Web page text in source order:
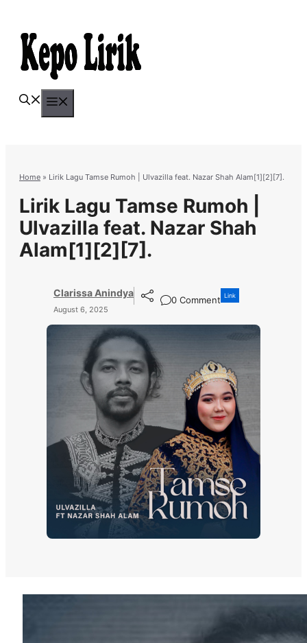
content
Home » Lirik Lagu Tamse Rumoh | Ulvazilla feat. Nazar Shah Alam[1][2][7].
Lirik Lagu Tamse Rumoh |
Ulvazilla feat. Nazar Shah
Alam[1][2][7].
Clarissa Anindya
August 6, 2025
0 Comment Link